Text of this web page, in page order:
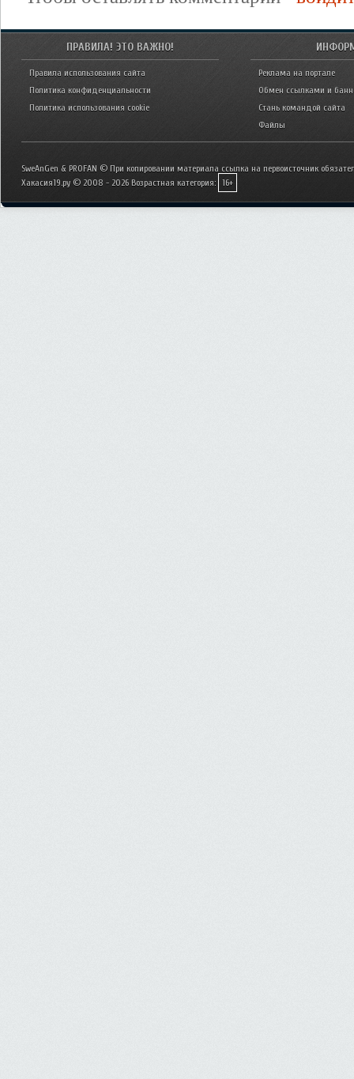
ПРАВИЛА! ЭТО ВАЖНО!
Правила использования сайта
Политика конфиденциальности
Политика использования cookie
Реклама на портале
Обмен ссылками и
Стань командой сайта
Файлы
SweAnGen & PROFAN © При копировании материала ссылка на первоисточник
Хакасия19.ру © 2008 - 2026 Возрастная категория: 16+